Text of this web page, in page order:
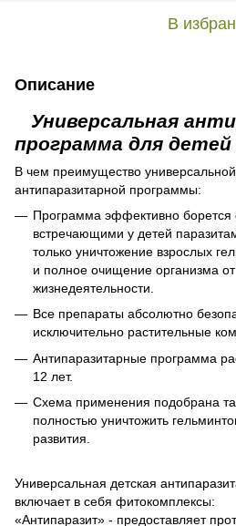
В
Описание
Универсальная
программа для детей
В чем преимущество универсальной
антипаразитарной программы:
Программа эффективно борется
встречающими у детей
только уничтожение взрослых
и полное очищение организма от
жизнедеятельности.
Все препараты абсолютно
исключительно растительные
Антипаразитарные программа
12 лет.
Схема применения подобрана
полностью уничтожить
развития.
Универсальная детская
включает в себя фитокомплексы:
«Антипаразит» - предоставляет